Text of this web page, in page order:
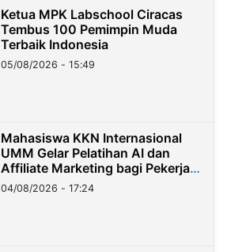
Ketua MPK Labschool Ciracas
Tembus 100 Pemimpin Muda
Terbaik Indonesia
05/08/2026 - 15:49
Mahasiswa KKN Internasional
UMM Gelar Pelatihan AI dan
Affiliate Marketing bagi Pekerja
Migran Indonesia di Taiwan
04/08/2026 - 17:24